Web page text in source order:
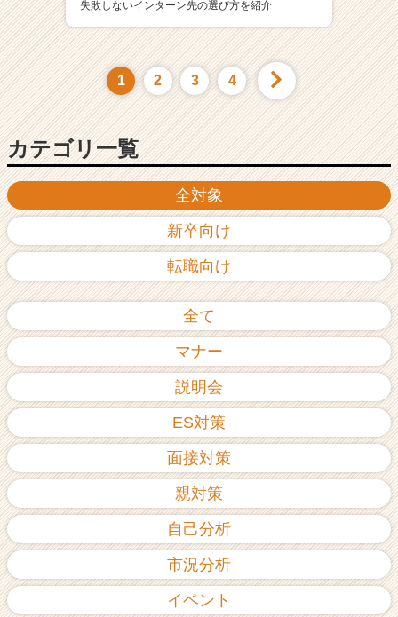
全対象
新卒向け
転職向け
全て
マナー
説明会
ES対策
面接対策
親対策
自己分析
市況分析
イベント
失敗しないインターン先の選び方を紹介
1 2 3 4
カテゴリ一覧